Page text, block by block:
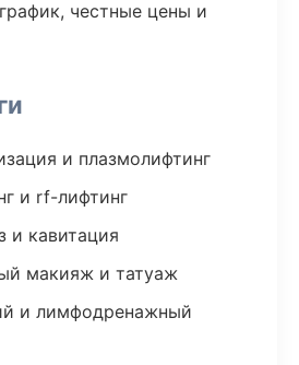
честные цены и
и плазмолифтинг
и rf-лифтинг
и кавитация
макияж и татуаж
и лимфодренажный